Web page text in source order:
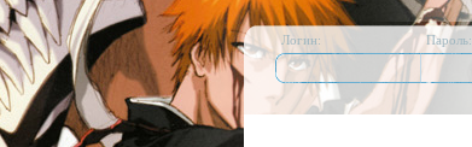
Логин: Пароль: